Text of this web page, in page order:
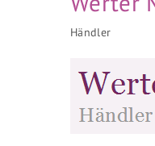
Händler